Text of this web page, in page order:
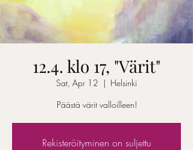
12.4. klo 17, "Värit"
Sat, Apr 12
  |
Helsinki
Päästä värit valloilleen!
Rekisteröityminen on suljettu